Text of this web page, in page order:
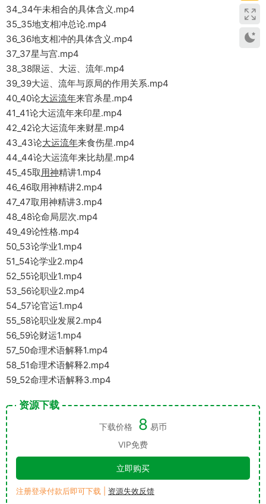
34_34午未相合的具体含义.mp4
35_35地支相冲总论.mp4
36_36地支相冲的具体含义.mp4
37_37星与宫.mp4
38_38限运、大运、流年.mp4
39_39大运、流年与原局的作用关系.mp4
40_40论大运流年来官杀星.mp4
41_41论大运流年来印星.mp4
42_42论大运流年来财星.mp4
43_43论大运流年来食伤星.mp4
44_44论大运流年来比劫星.mp4
45_45取 用神精讲1.mp4
46_46取用神精讲2.mp4
47_47取用神精讲3.mp4
48_48论命局层次.mp4
49_49论性格.mp4
50_53论学业1.mp4
51_54论学业2.mp4
52_55论职业1.mp4
53_56论职业2.mp4
54_57论官运1.mp4
55_58论职业发展2.mp4
56_59论财运1.mp4
57_50命理术语解释1.mp4
58_51命理术语解释2.mp4
59_52命理术语解释3.mp4
资源下载
下载价格 8 易币
VIP免费
立即购买
注册登录付款后即可下载 | 资源失效反馈